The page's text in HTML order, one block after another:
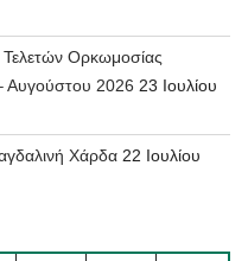
Τελετών Ορκωμοσίας
Αυγούστου 2026 23 Ιουλίου
Χάρδα 22 Ιουλίου